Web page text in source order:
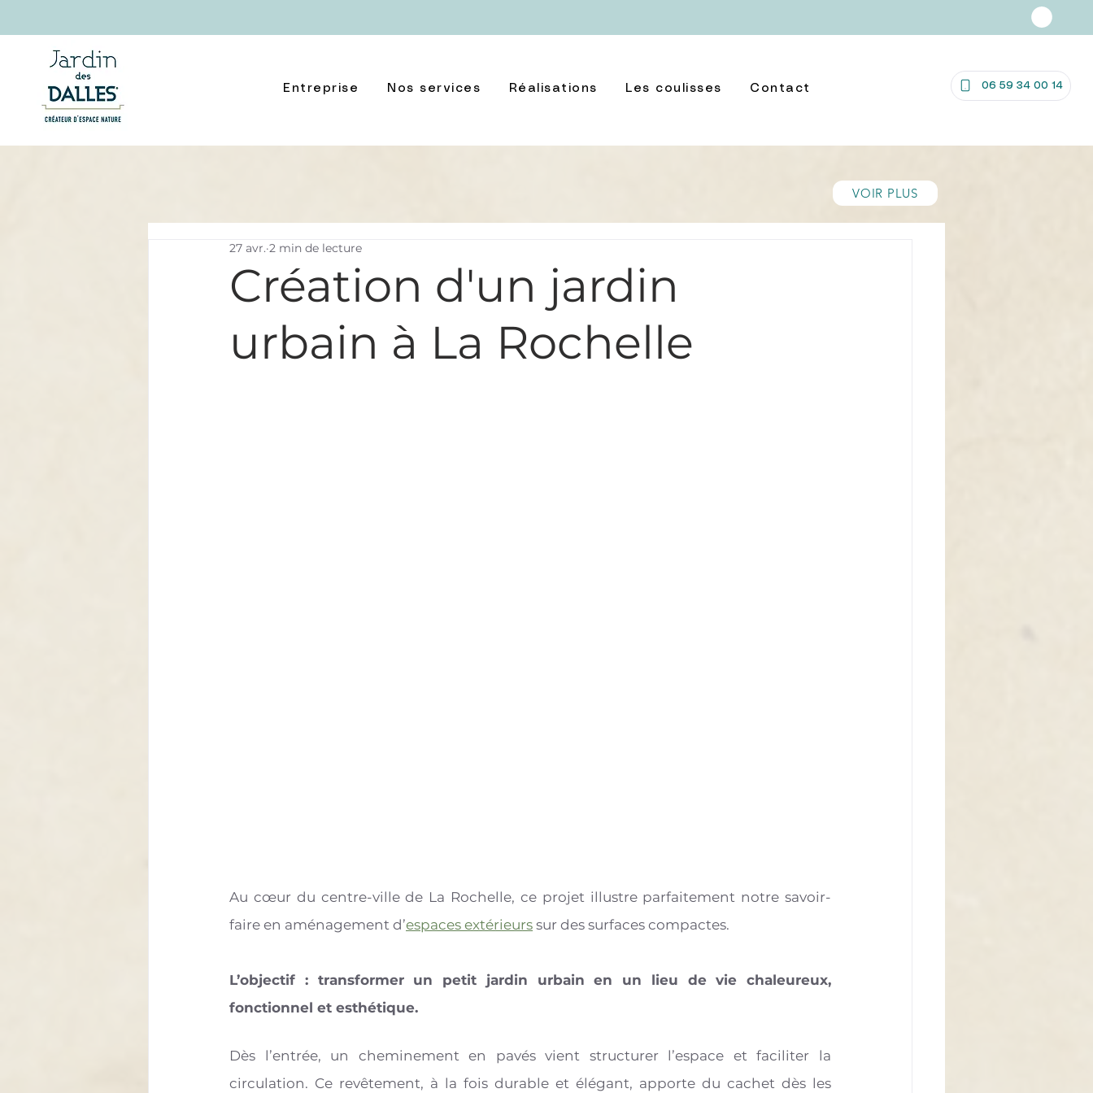
Entreprise Nos services Réalisations Les coulisses Contact 06 59 34 00 14
VOIR PLUS
Création d'un jardin
urbain à La Rochelle
27 avr. 2 min de lecture
Au cœur du centre-ville de La Rochelle, ce projet illustre parfaitement notre savoir-
faire en aménagement d’espaces extérieurs sur des surfaces compactes.
L’objectif : transformer un petit jardin urbain en un lieu de vie chaleureux,
fonctionnel et esthétique.
Dès l’entrée, un cheminement en pavés vient structurer l’espace et faciliter la
circulation. Ce revêtement, à la fois durable et élégant, apporte du cachet dès les